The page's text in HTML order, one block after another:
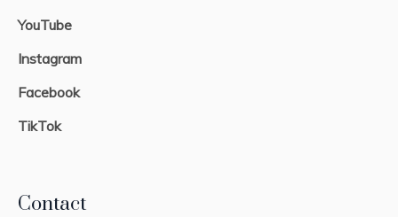
YouTube
Instagram
Facebook
TikTok
Contact